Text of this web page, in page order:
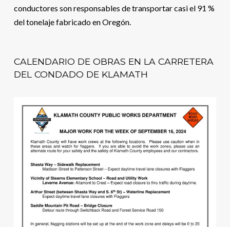
conductores son responsables de transportar casi el 91 %
del tonelaje fabricado en Oregón.
CALENDARIO DE OBRAS EN LA CARRETERA
DEL CONDADO DE KLAMATH